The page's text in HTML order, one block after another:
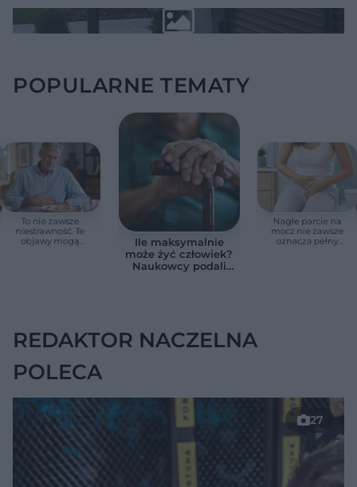
POPULARNE TEMATY
To nie zawsze
niestrawność. Te
objawy mogą
Ile maksymalnie
może żyć człowiek?
Naukowcy podali
Nagłe parcie na
mocz nie zawsze
oznacza pełny
REDAKTOR NACZELNA
POLECA
27